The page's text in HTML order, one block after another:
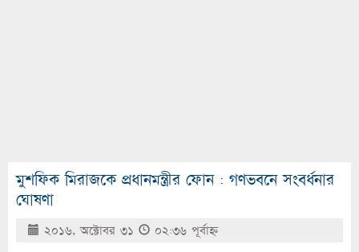
মুশফিক মিরাজকে প্রধানমন্ত্রীর ফোন : গণভবনে সংবর্ধনার
ঘোষণা
২০১৬, অক্টোবর ৩১ ০২:৩৬ পূর্বাহ্ণ